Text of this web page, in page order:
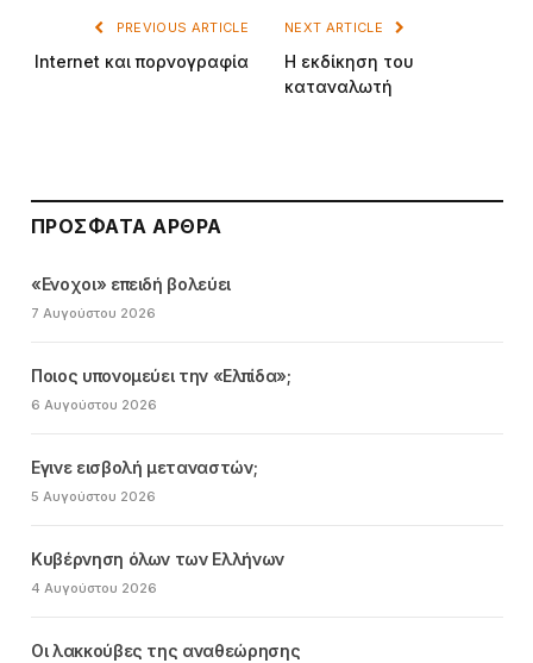
PREVIOUS ARTICLE
Internet και πορνογραφία
NEXT ARTICLE
H εκδίκηση του
καταναλωτή
ΠΡΌΣΦΑΤΑ ΆΡΘΡΑ
«Ενοχοι» επειδή βολεύει
7 Αυγούστου 2026
Ποιος υπονομεύει την «Ελπίδα»;
6 Αυγούστου 2026
Εγινε εισβολή μεταναστών;
5 Αυγούστου 2026
Κυβέρνηση όλων των Ελλήνων
4 Αυγούστου 2026
Οι λακκούβες της αναθεώρησης